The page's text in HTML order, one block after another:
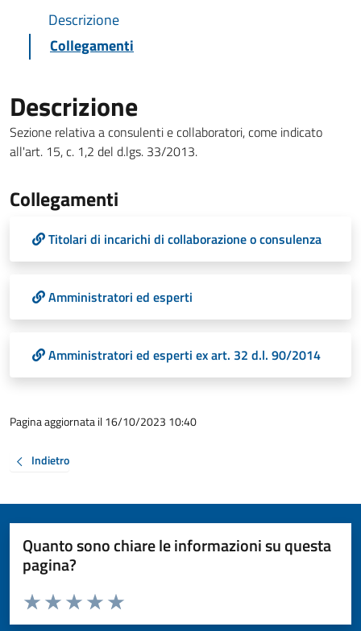
Descrizione
Collegamenti
Descrizione
Sezione relativa a consulenti e collaboratori, come indicato
all'art. 15, c. 1,2 del d.lgs. 33/2013.
Collegamenti
Titolari di incarichi di collaborazione o consulenza
Amministratori ed esperti
Amministratori ed esperti ex art. 32 d.l. 90/2014
Pagina aggiornata il 16/10/2023 10:40
Indietro
Quanto sono chiare le informazioni su questa
pagina?
Valuta da 1 a 5 stelle la pagina
Valuta 5 stelle su 5
Valuta 4 stelle su 5
Valuta 3 stelle su 5
Valuta 2 stelle su 5
Valuta 1 stelle su 5